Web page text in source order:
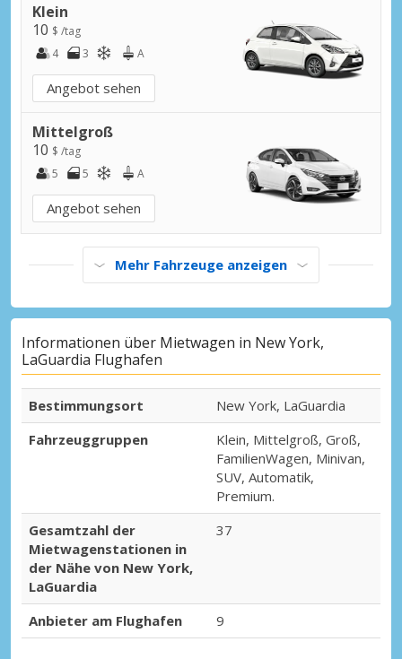
Klein
10 $ /tag
4
3 A
Angebot sehen
Mittelgroß
10 $ /tag
5
5 A
Angebot sehen
Mehr Fahrzeuge anzeigen
Informationen über Mietwagen in New York,
LaGuardia Flughafen
Bestimmungsort
New York, LaGuardia
Fahrzeuggruppen
Klein, Mittelgroß, Groß,
FamilienWagen, Minivan,
SUV, Automatik,
Premium.
Gesamtzahl der
Mietwagenstationen in
der Nähe von New York,
LaGuardia
37
Anbieter am Flughafen 9